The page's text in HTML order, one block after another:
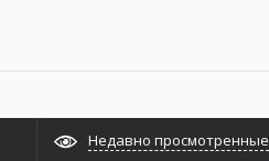
Недавно просмотренные